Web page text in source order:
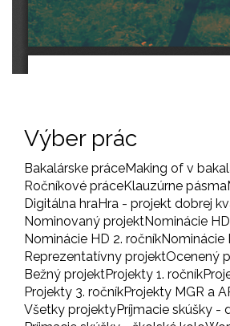
Výber prác
Bakalárske práceMaking of v
Ročníkové práceKlauzúrne pásma
Digitálna hraHra - projekt dobrej
Nominovaný projektNominácie
Nominácie HD 2. ročníkNominácie
Reprezentatívny projektOcenený
Bežný projektProjekty 1. ročník
Projekty 3. ročníkProjekty MGR a
Všetky projektyPríjmacie skúšky -